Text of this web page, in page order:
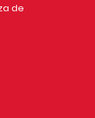
de